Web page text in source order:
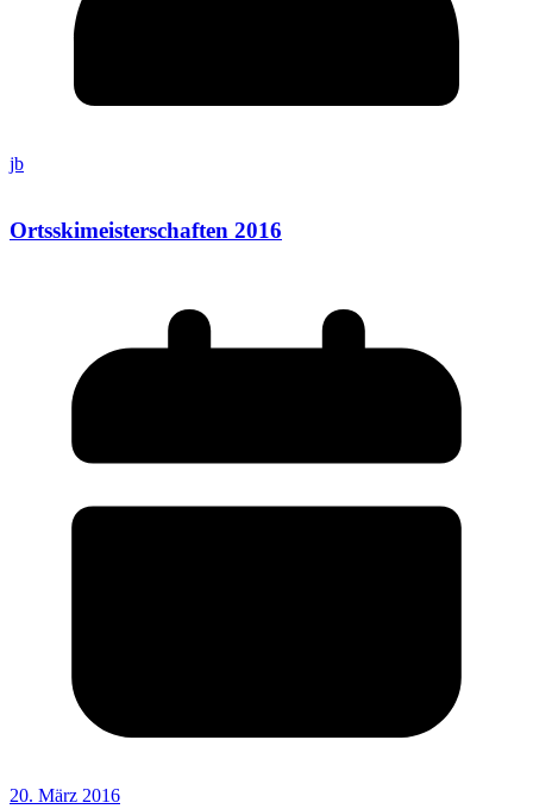
jb
Ortsskimeisterschaften 2016
20. März 2016